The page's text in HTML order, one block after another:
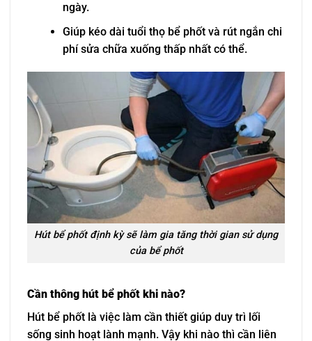
ngày.
Giúp kéo dài tuổi thọ bể phốt và rút ngắn chi
phí sửa chữa xuống thấp nhất có thể.
Hút bể phốt định kỳ sẽ làm gia tăng thời gian sử dụng
của bể phốt
Cần thông hút bể phốt khi nào?
Hút bể phốt là việc làm cần thiết giúp duy trì lối
sống sinh hoạt lành mạnh. Vậy khi nào thì cần liên